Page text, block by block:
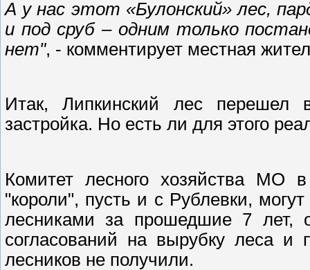
А у нас этот «Булонский» лес,
и под сруб – одним только
нет", - комментирует местная
Итак, Липкинский лес перешел
застройка. Но есть ли для этого
Комитет лесного хозяйства МО
"короли", пусть и с Рублевки,
лесниками за прошедшие 7 лет,
согласований на вырубку леса и
лесников не получили.